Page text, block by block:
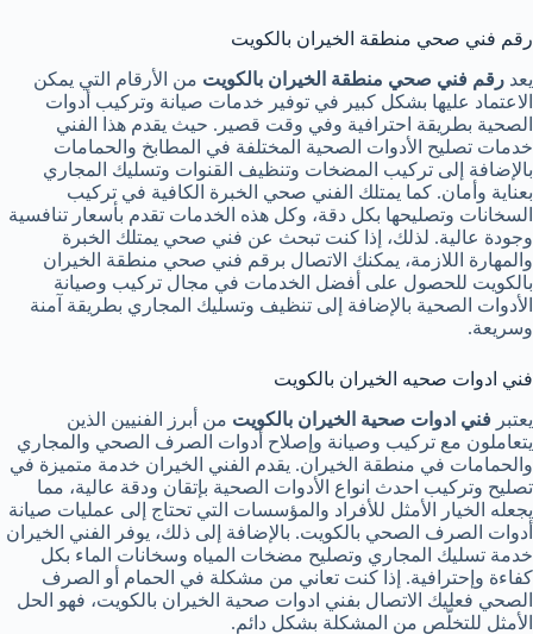
رقم فني صحي منطقة الخيران بالكويت
يعد رقم فني صحي منطقة الخيران بالكويت من الأرقام التي يمكن
الاعتماد عليها بشكل كبير في توفير خدمات صيانة وتركيب أدوات
الصحية بطريقة احترافية وفي وقت قصير. حيث يقدم هذا الفني
خدمات تصليح الأدوات الصحية المختلفة في المطابخ والحمامات
بالإضافة إلى تركيب المضخات وتنظيف القنوات وتسليك المجاري
بعناية وأمان. كما يمتلك الفني صحي الخبرة الكافية في تركيب
السخانات وتصليحها بكل دقة، وكل هذه الخدمات تقدم بأسعار تنافسية
وجودة عالية. لذلك، إذا كنت تبحث عن فني صحي يمتلك الخبرة
والمهارة اللازمة، يمكنك الاتصال برقم فني صحي منطقة الخيران
بالكويت للحصول على أفضل الخدمات في مجال تركيب وصيانة
الأدوات الصحية بالإضافة إلى تنظيف وتسليك المجاري بطريقة آمنة
وسريعة.
فني ادوات صحيه الخيران بالكويت
يعتبر فني ادوات صحية الخيران بالكويت من أبرز الفنيين الذين
يتعاملون مع تركيب وصيانة وإصلاح أدوات الصرف الصحي والمجاري
والحمامات في منطقة الخيران. يقدم الفني الخيران خدمة متميزة في
تصليح وتركيب احدث انواع الأدوات الصحية بإتقان ودقة عالية، مما
يجعله الخيار الأمثل للأفراد والمؤسسات التي تحتاج إلى عمليات صيانة
أدوات الصرف الصحي بالكويت. بالإضافة إلى ذلك، يوفر الفني الخيران
خدمة تسليك المجاري وتصليح مضخات المياه وسخانات الماء بكل
كفاءة وإحترافية. إذا كنت تعاني من مشكلة في الحمام أو الصرف
الصحي فعليك الاتصال بفني ادوات صحية الخيران بالكويت، فهو الحل
الأمثل للتخلّص من المشكلة بشكل دائم.